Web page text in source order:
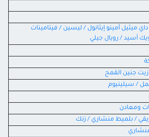
ميثيل أمينو إيثانول / ليسين / فيتامينات
أسيد / رويال جيلي
جنين القمح
/ سيلينيوم
ومعادن
/ بلميط منشاري / زنك